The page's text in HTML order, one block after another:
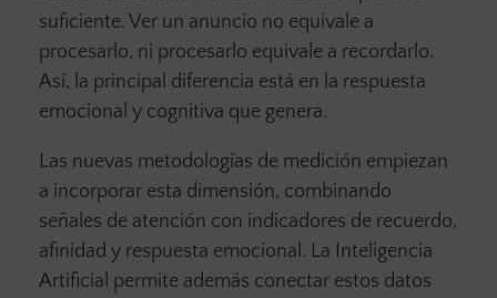
suficiente. Ver un anuncio no equivale a
procesarlo, ni procesarlo equivale a recordarlo.
Así, la principal diferencia está en la respuesta
emocional y cognitiva que genera.
Las nuevas metodologías de medición empiezan
a incorporar esta dimensión, combinando
señales de atención con indicadores de recuerdo,
afinidad y respuesta emocional. La Inteligencia
Artificial permite además conectar estos datos